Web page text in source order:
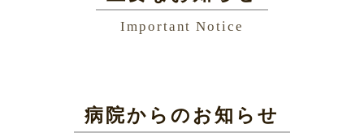
Important Notice
病院からのお知らせ